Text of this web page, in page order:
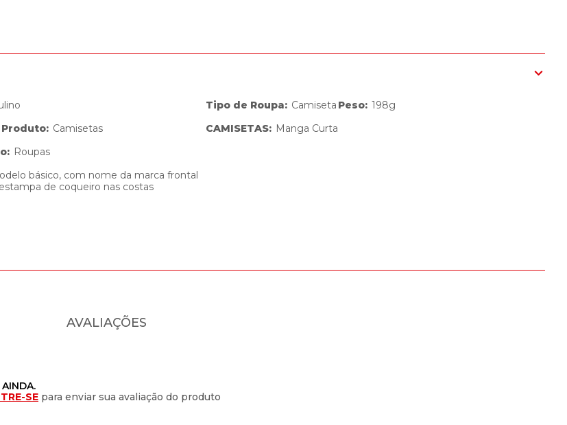
Produto: Camisetas
: Roupas
básico, com nome da marca frontal
de coqueiro nas costas
Tipo de Roupa: Camiseta
CAMISETAS: Manga Curta
Peso: 198g
AVALIAÇÕES
SE para enviar sua avaliação do produto